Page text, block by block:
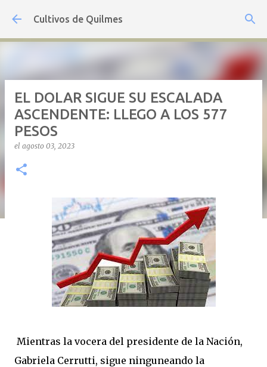
Ir al contenido principal
Cultivos de Quilmes
EL DOLAR SIGUE SU ESCALADA
ASCENDENTE: LLEGO A LOS 577
PESOS
el agosto 03, 2023
Mientras la vocera del presidente de la Nación,
Gabriela Cerrutti, sigue ninguneando la